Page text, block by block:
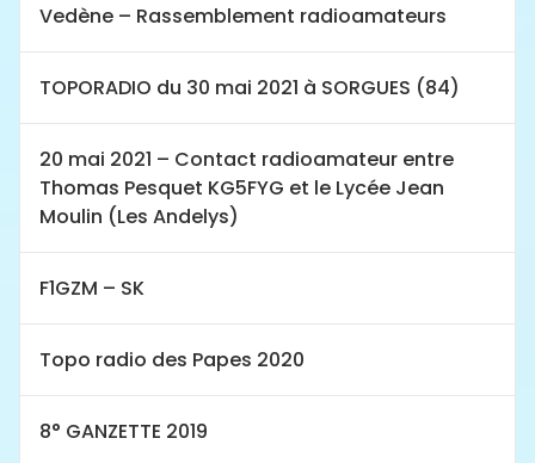
Vedène – Rassemblement radioamateurs
TOPORADIO du 30 mai 2021 à SORGUES (84)
20 mai 2021 – Contact radioamateur entre
Thomas Pesquet KG5FYG et le Lycée Jean
Moulin (Les Andelys)
F1GZM – SK
Topo radio des Papes 2020
8° GANZETTE 2019